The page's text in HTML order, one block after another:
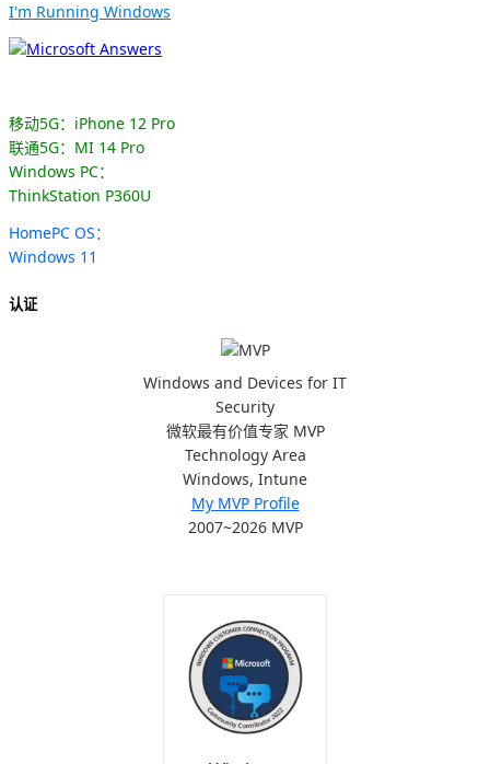
I'm Running Windows
移动5G：iPhone 12 Pro
联通5G：MI 14 Pro
Windows PC：
ThinkStation P360U
HomePC OS：
Windows 11
认证
Windows and Devices for IT
Security
微软最有价值专家 MVP
Technology Area
Windows, Intune
My MVP Profile
2007~2026 MVP